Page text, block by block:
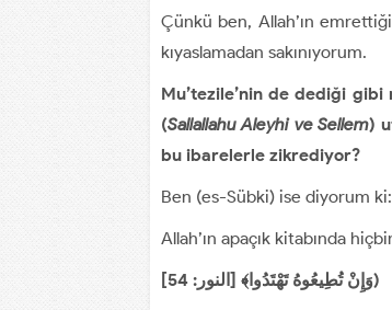
Çünkü ben, Allah’ın
kıyaslamadan sakınıyorum.
Mu’tezile’nin de dediği gibi
(Sallallahu Aleyhi ve Sellem)
bu ibarelerle zikrediyor?
Ben (es-Sübki) ise diyorum ki:
Allah’ın apaçık kitabında
وَإِنْ تُطِيعُوهُ تَهْتَدُوا﴾ [النور: 54])